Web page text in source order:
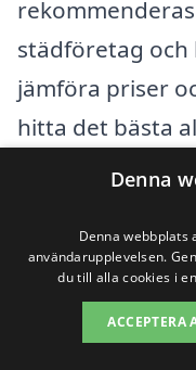
städföretag
jämföra priser
hitta det bästa
företag.
8kb11a.se
att snabbt få
städföretag i
optimera
Denna
Denna
användarupplevelsen.
du till alla cookies i
ACCEPTERA